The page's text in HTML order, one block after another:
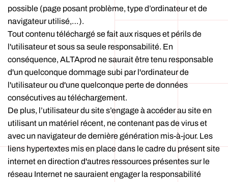
possible (page posant problème, type d’ordinateur et de
navigateur utilisé,…).
Tout contenu téléchargé se fait aux risques et périls de
l'utilisateur et sous sa seule responsabilité. En
conséquence, ALTAprod ne saurait être tenu responsable
d'un quelconque dommage subi par l'ordinateur de
l'utilisateur ou d'une quelconque perte de données
consécutives au téléchargement.
De plus, l’utilisateur du site s’engage à accéder au site en
utilisant un matériel récent, ne contenant pas de virus et
avec un navigateur de dernière génération mis-à-jour. Les
liens hypertextes mis en place dans le cadre du présent site
internet en direction d'autres ressources présentes sur le
réseau Internet ne sauraient engager la responsabilité